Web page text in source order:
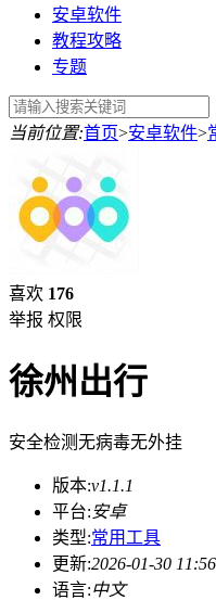
安卓软件
教程攻略
专题
当前位置:首页>安卓软件>
喜欢 176
举报 权限
徐州出行
安全检测无病毒无外挂
版本:v1.1.1
平台:安卓
类型:常用工具
更新:2026-01-30
语言:中文